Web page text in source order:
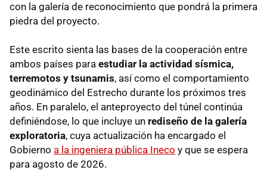
con la galería de reconocimiento que pondrá la primera
piedra del proyecto.
Este escrito sienta las bases de la cooperación entre
ambos países para estudiar la actividad sísmica,
terremotos y tsunamis, así como el comportamiento
geodinámico del Estrecho durante los próximos tres
años. En paralelo, el anteproyecto del túnel continúa
definiéndose, lo que incluye un rediseño de la galería
exploratoria, cuya actualización ha encargado el
Gobierno a la ingeniera pública Ineco y que se espera
para agosto de 2026.